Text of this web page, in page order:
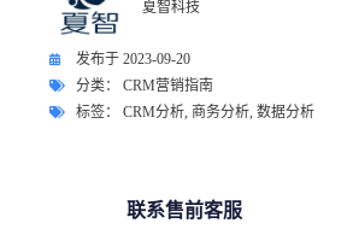
夏智科技
发布于 2023-09-20
分类：
CRM营销指南
标签：
CRM分析, 商务分析, 数据分析
联系售前客服